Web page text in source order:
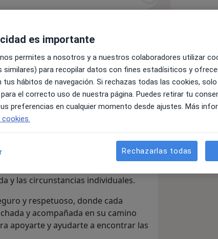
comprender las emociones y las
Psicología. Desde entonces, he
cada vez más completa y
entre pensamientos, emociones y
que se adaptan a las
adolescentes y adultos, ajustando
y las circunstancias individuales.
y respetuoso, donde cada
y acompañada en su camino
apoyarte y ayudarte a encontrar las
es importante
permites a nosotros y a nuestros colaboradores utilizar
similares) para recopilar datos con fines estadísiticos y
tus hábitos de navegación. Si rechazas todas las cookies,
el correcto uso de nuestra página. Puedes retirar tu
preferencias en cualquier momento desde ajustes. Más
Rechazarlas todas